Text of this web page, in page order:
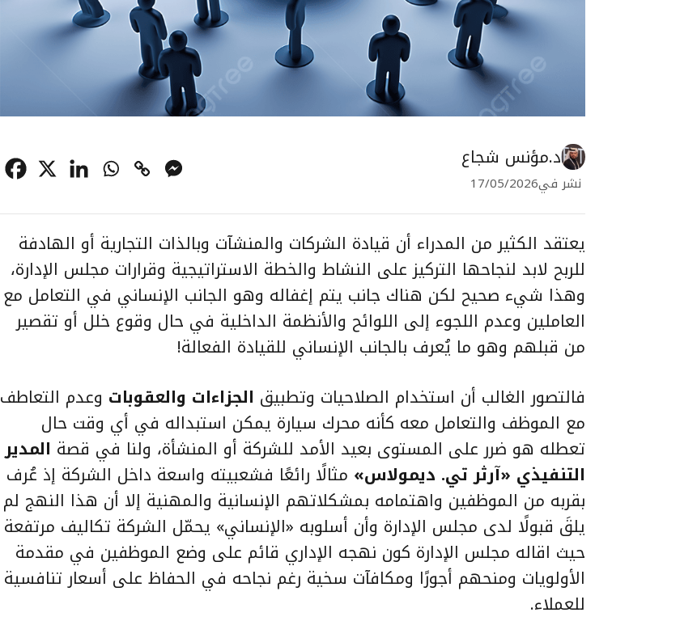
د.مؤنس شجاع
نشر في17/05/2026
يعتقد الكثير من المدراء أن قيادة الشركات والمنشآت وبالذات التجارية أو الهادفة
للربح لابد لنجاحها التركيز على النشاط والخطة الاستراتيجية وقرارات مجلس الإدارة،
وهذا شيء صحيح لكن هناك جانب يتم إغفاله وهو الجانب الإنساني في التعامل مع
العاملين وعدم اللجوء إلى اللوائح والأنظمة الداخلية في حال وقوع خلل أو تقصير
من قبلهم وهو ما يُعرف بالجانب الإنساني للقيادة الفعالة!
فالتصور الغالب أن استخدام الصلاحيات وتطبيق الجزاءات والعقوبات وعدم التعاطف
مع الموظف والتعامل معه كأنه محرك سيارة يمكن استبداله في أي وقت حال
تعطله هو ضرر على المستوى بعيد الأمد للشركة أو المنشأة، ولنا في قصة المدير
التنفيذي «آرثر تي. ديمولاس» مثالًا رائعًا فشعبيته واسعة داخل الشركة إذ عُرف
بقربه من الموظفين واهتمامه بمشكلاتهم الإنسانية والمهنية إلا أن هذا النهج لم
يلقَ قبولًا لدى مجلس الإدارة وأن أسلوبه «الإنساني» يحمّل الشركة تكاليف مرتفعة
حيث اقاله مجلس الإدارة كون نهجه الإداري قائم على وضع الموظفين في مقدمة
الأولويات ومنحهم أجورًا ومكافآت سخية رغم نجاحه في الحفاظ على أسعار تنافسية
للعملاء.